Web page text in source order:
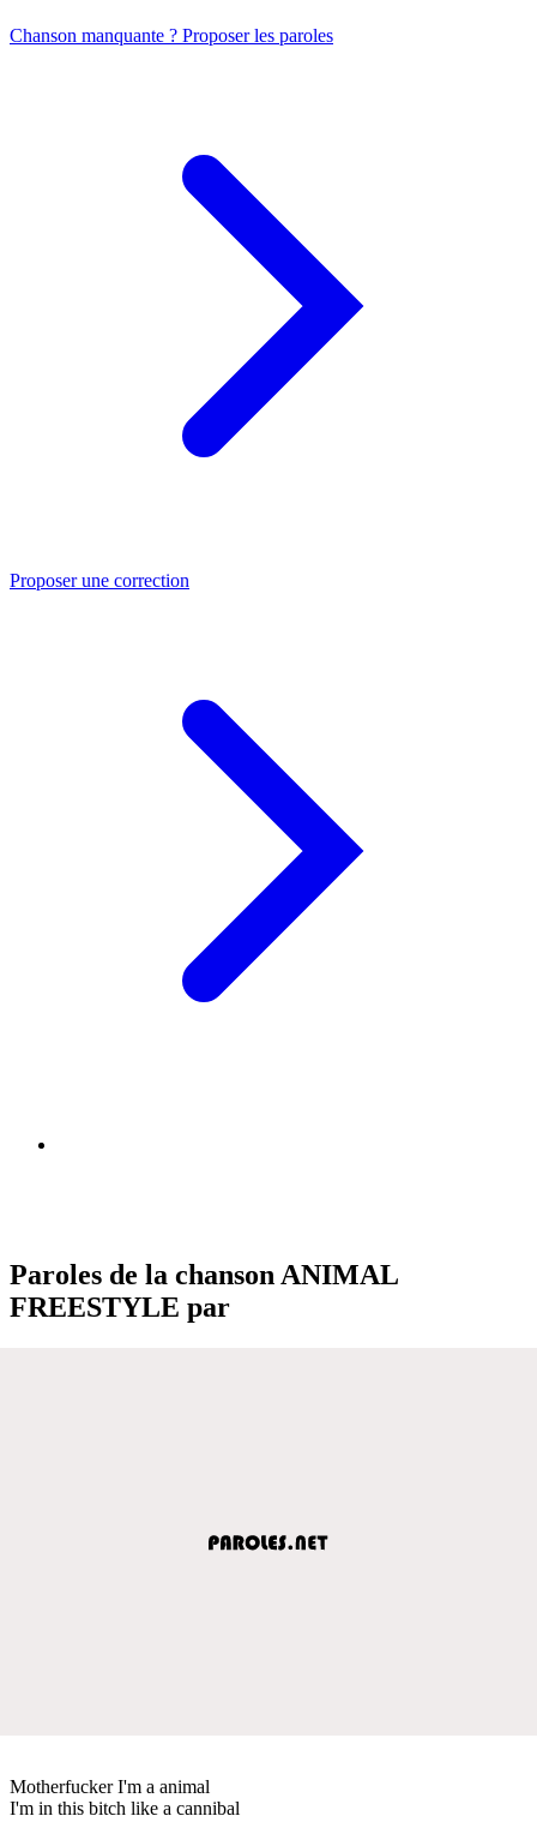
Chanson manquante ? Proposer les paroles
Proposer une correction
Paroles de la chanson ANIMAL
FREESTYLE par
Motherfucker I'm a animal
I'm in this bitch like a cannibal